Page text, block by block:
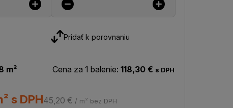
Pridať k porovnaniu
m² Cena za 1 balenie: 118,30 € s DPH
s DPH45,20 € / m² bez DPH